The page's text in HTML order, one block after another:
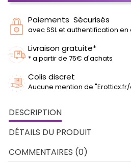
Paiements Sécurisés
avec SSL et authentification
Livraison gratuite*
* a partir de 75€ d'achats
Colis discret
Aucune mention de
DESCRIPTION
DÉTAILS DU PRODUIT
COMMENTAIRES (0)